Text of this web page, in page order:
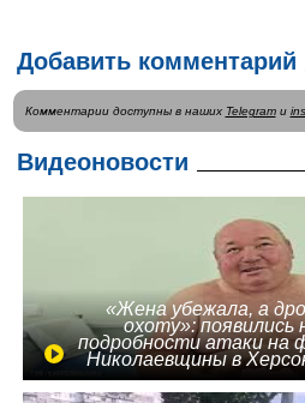
Добавить комментарий
Комментарии доступны в наших Telegramи
Видеоновости
«Жена убежала, а
охоту»: появились
подробности атаки на
Николаевщины в